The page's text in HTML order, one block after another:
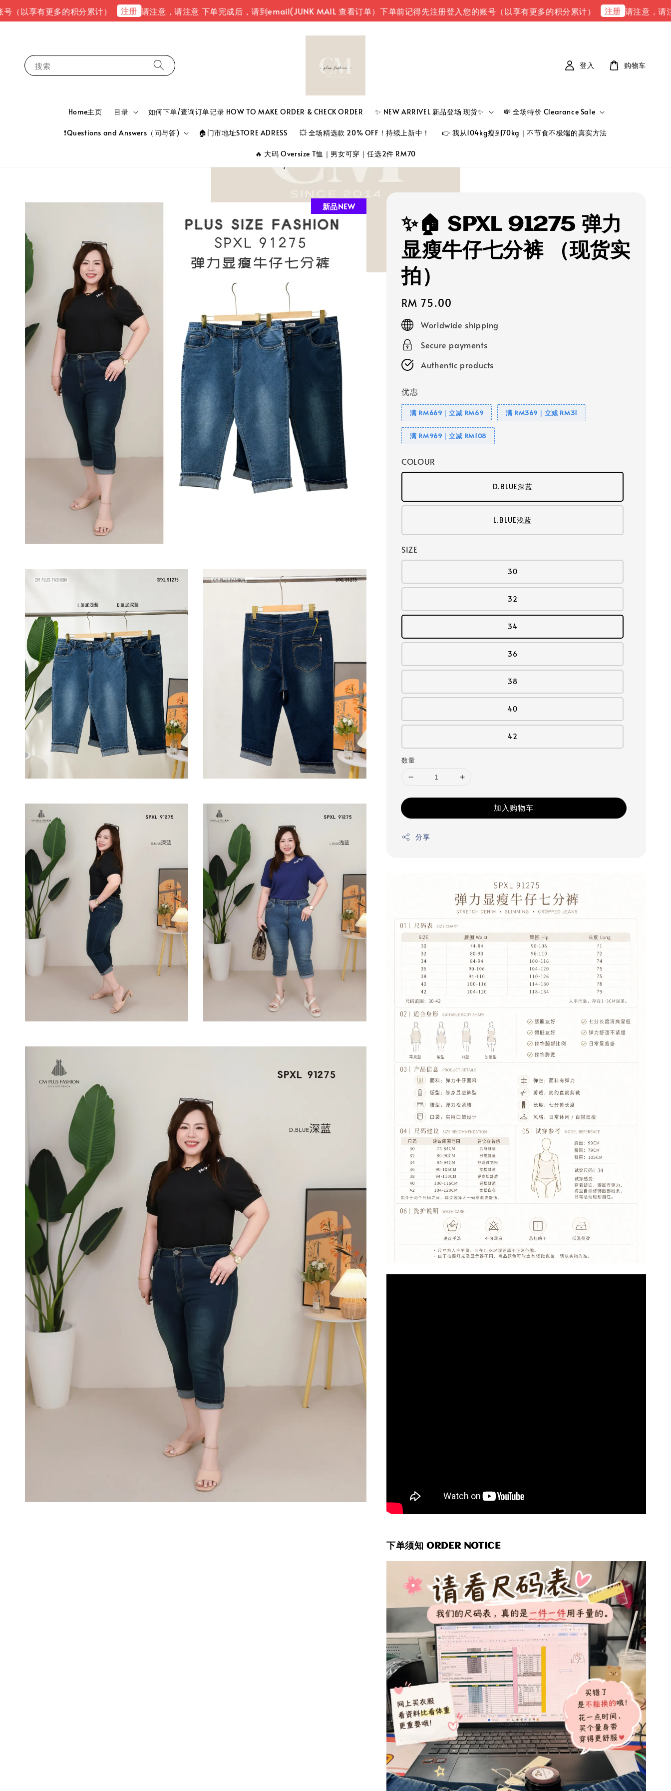
享有更多的积分累计） 注册 请注意，请注意 下单完成后，请到email(JUNK MAIL 查看订单）下单前记得先注册登入您的账号（以享有更多的积分累计） 注册 请注意，请注意
搜索
Home主页 目录 如何下单/查询订单记录 HOW TO MAKE ORDER & CHECK ORDER ✨ NEW ARRIVEL 新品登场 现货✨ 💸 全场特价 Clearance Sale
❗Questions and Answers（问与答) 🏠门市地址STORE ADRESS 💥 全场精选款 20% OFF！持续上新中！ 👉 我从104kg瘦到70kg｜不节食不极端的真实方法
🔥 大码 Oversize T恤｜男女可穿｜任选2件 RM70
登入 购物车
新品NEW
✨🏠 SPXL 91275 弹力
显瘦牛仔七分裤 （现货实
拍）
Regular
price
RM 75.00
Worldwide shipping
Secure payments
Authentic products
优惠
满 RM669｜立减 RM69 满 RM369｜立减 RM31
满 RM969｜立减 RM108
COLOUR
D.BLUE深蓝
L.BLUE浅蓝
SIZE
30
32
34
36
38
40
42
数量
加入购物车
分享
下单须知 ORDER NOTICE